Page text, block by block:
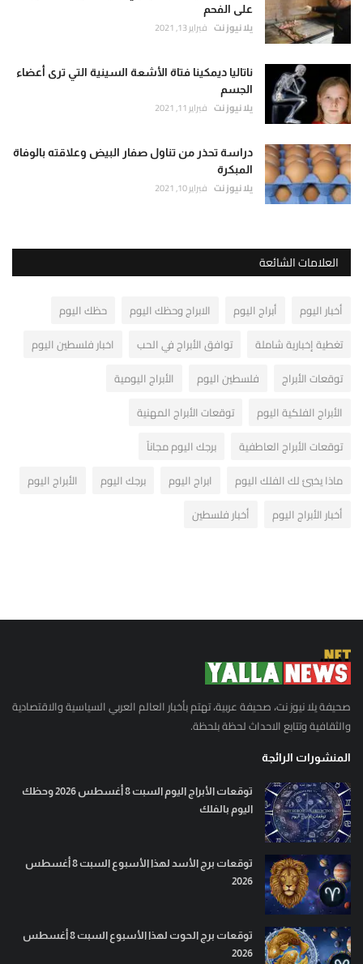
على الفحم
يلا نيوز نت فبراير 13, 2021
ناتاليا ديمكينا فتاة الأشعة السينية التي ترى أعضاء
الجسم
يلا نيوز نت فبراير 11, 2021
دراسة تحذر من تناول صفار البيض وعلاقته بالوفاة
المبكرة
يلا نيوز نت فبراير 10, 2021
العلامات الشائعة
أخبار اليوم أبراج اليوم الابراج وحظك اليوم
حظك اليوم
تغطية إخبارية شاملة
توافق الأبراج في الحب
اخبار فلسطين اليوم
توقعات الأبراج
فلسطين اليوم
الأبراج اليومية
الأبراج الفلكية اليوم
توقعات الأبراج المهنية
توقعات الأبراج العاطفية
برجك اليوم مجاناً
ماذا يخبئ لك الفلك اليوم
ابراج اليوم برجك اليوم
الأبراج اليوم
أخبار الأبراج اليوم
أخبار فلسطين
صحيفة يلا نيوز نت، صحيفة عربية، تهتم بأخبار العالم العربي السياسية والاقتصادية
والثقافية وتتابع الاحداث لحظة بلحظة.
المنشورات الرائجة
توقعات الأبراج اليوم السبت 8 أغسطس 2026 وحظك
اليوم بالفلك
توقعات برج الأسد لهذا الأسبوع السبت 8 أغسطس
2026
توقعات برج الحوت لهذا الأسبوع السبت 8 أغسطس
2026